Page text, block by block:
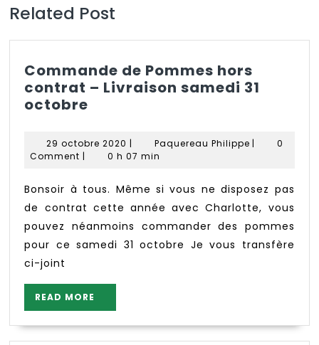
Related Post
Commande de Pommes hors
contrat – Livraison samedi 31
octobre
Pommes
hors
–
Livraison
samedi
31
29 octobre 2020 29
octobre
| Paquereau PhilippePaquereau
|
0
Comment | 0 h 07 min
Bonsoir à tous. Même si vous ne disposez pas
de contrat cette année avec Charlotte, vous
pouvez néanmoins commander des pommes
pour ce samedi 31 octobre Je vous transfère
ci-joint
READ MORE
MORE